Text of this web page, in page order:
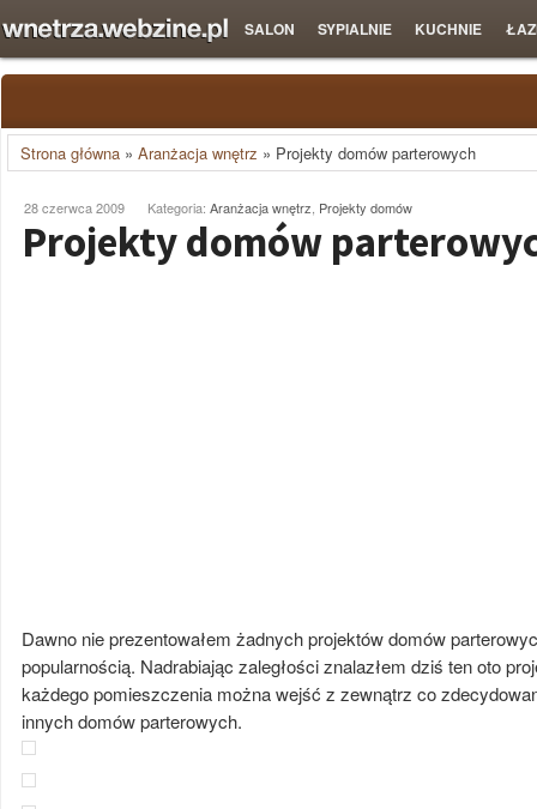
SALON SYPIALNIE KUCHNIE
Strona główna » Aranżacja wnętrz » Projekty domów parterowych
28 czerwca 2009 Kategoria: Aranżacja wnętrz Projekty domów
Projekty domów
Dawno nie prezentowałem żadnych projektów domów
popularnością. Nadrabiając zaległości znalazłem dziś ten oto
każdego pomieszczenia można wejść z zewnątrz co
innych domów parterowych.